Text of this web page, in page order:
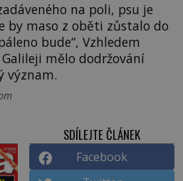
na poli, psu je
by maso z oběti zůstalo do
bude“, Vzhledem
mělo dodržování
význam.
SDÍLEJTE ČLÁNEK
Facebook